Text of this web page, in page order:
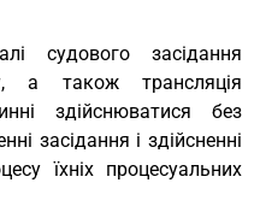
судового засідання
а також трансляція
здійснюватися без
засідання і здійсненні
їхніх процесуальних